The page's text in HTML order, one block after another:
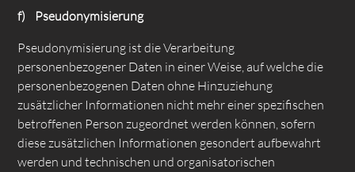
f) Pseudonymisierung
Pseudonymisierung ist die Verarbeitung
personenbezogener Daten in einer Weise, auf welche die
personenbezogenen Daten ohne Hinzuziehung
zusätzlicher Informationen nicht mehr einer spezifischen
betroffenen Person zugeordnet werden können, sofern
diese zusätzlichen Informationen gesondert aufbewahrt
werden und technischen und organisatorischen